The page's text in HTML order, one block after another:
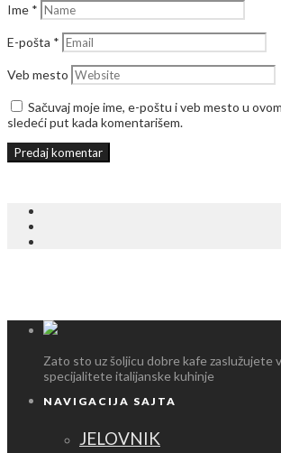
Ime *
E-pošta *
Veb mesto
Sačuvaj moje ime, e-poštu i veb mesto u
sledeći put kada komentarišem.
Zato sto uz šoljicu dobre kafe zaslužujete
specijalitete italijanske kuhinje
NAVIGACIJA SAJTA
JELOVNIK